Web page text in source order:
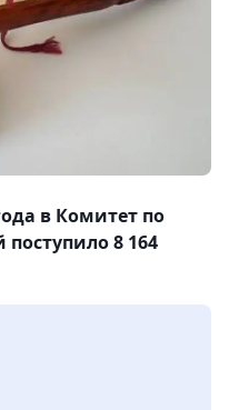
в Комитет по
8 164